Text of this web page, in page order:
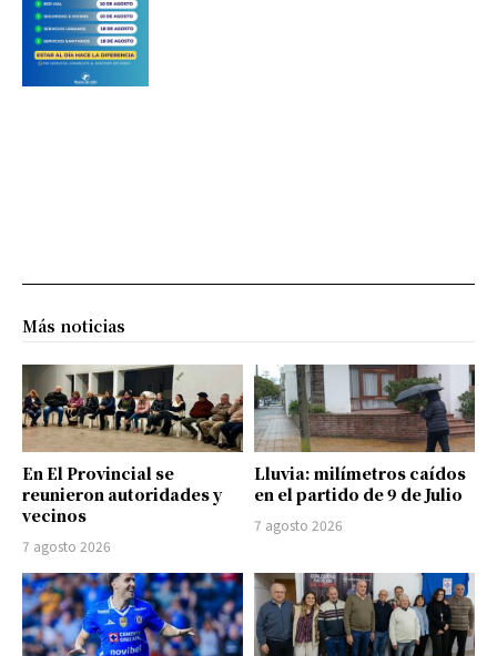
Más noticias
En El Provincial se
reunieron autoridades y
vecinos
7 agosto 2026
Lluvia: milímetros caídos
en el partido de 9 de Julio
7 agosto 2026